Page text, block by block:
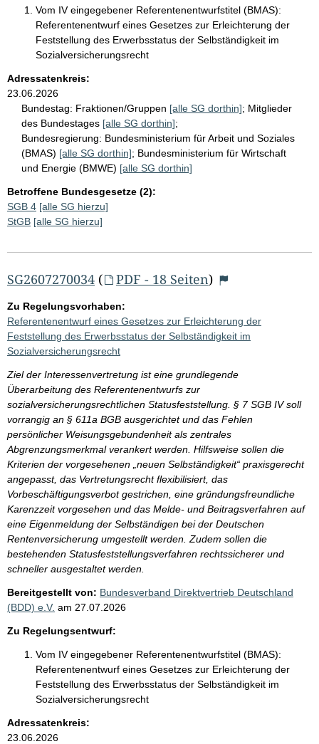
Vom IV eingegebener Referentenentwurfstitel (BMAS):
Referentenentwurf eines Gesetzes zur Erleichterung der
Feststellung des Erwerbsstatus der Selbständigkeit im
Sozialversicherungsrecht
Adressatenkreis:
23.06.2026
Bundestag: Fraktionen/Gruppen [alle SG dorthin]; Mitglieder
des Bundestages [alle SG dorthin];
Bundesregierung: Bundesministerium für Arbeit und Soziales
(BMAS) [alle SG dorthin]; Bundesministerium für Wirtschaft
und Energie (BMWE) [alle SG dorthin]
Betroffene Bundesgesetze (2):
SGB 4 [alle SG hierzu]
StGB [alle SG hierzu]
SG2607270034 ( PDF - 18 Seiten)
Zu Regelungsvorhaben:
Referentenentwurf eines Gesetzes zur Erleichterung der
Feststellung des Erwerbsstatus der Selbständigkeit im
Sozialversicherungsrecht
Ziel der Interessenvertretung ist eine grundlegende
Überarbeitung des Referentenentwurfs zur
sozialversicherungsrechtlichen Statusfeststellung. § 7 SGB IV soll
vorrangig an § 611a BGB ausgerichtet und das Fehlen
persönlicher Weisungsgebundenheit als zentrales
Abgrenzungsmerkmal verankert werden. Hilfsweise sollen die
Kriterien der vorgesehenen „neuen Selbständigkeit“ praxisgerecht
angepasst, das Vertretungsrecht flexibilisiert, das
Vorbeschäftigungsverbot gestrichen, eine gründungsfreundliche
Karenzzeit vorgesehen und das Melde- und Beitragsverfahren auf
eine Eigenmeldung der Selbständigen bei der Deutschen
Rentenversicherung umgestellt werden. Zudem sollen die
bestehenden Statusfeststellungsverfahren rechtssicherer und
schneller ausgestaltet werden.
Bereitgestellt von: Bundesverband Direktvertrieb Deutschland
(BDD) e.V. am 27.07.2026
Zu Regelungsentwurf:
Vom IV eingegebener Referentenentwurfstitel (BMAS):
Referentenentwurf eines Gesetzes zur Erleichterung der
Feststellung des Erwerbsstatus der Selbständigkeit im
Sozialversicherungsrecht
Adressatenkreis:
23.06.2026